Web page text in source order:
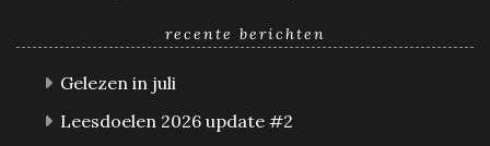
recente berichten
Gelezen in juli
Leesdoelen 2026 update #2